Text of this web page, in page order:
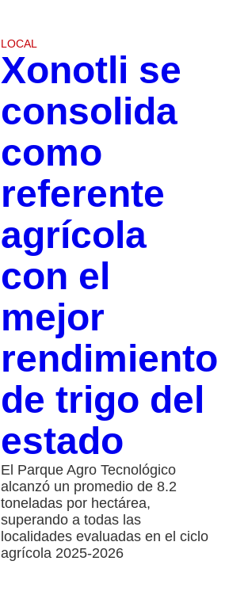
LOCAL
Xonotli se
consolida
como
referente
agrícola
con el
mejor
rendimiento
de trigo del
estado
El Parque Agro Tecnológico
alcanzó un promedio de 8.2
toneladas por hectárea,
superando a todas las
localidades evaluadas en el ciclo
agrícola 2025-2026